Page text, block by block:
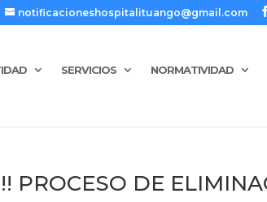
notificacioneshospitalituango@gmail.com
SERVICIOS NORMATIVIDAD
PROCESO DE